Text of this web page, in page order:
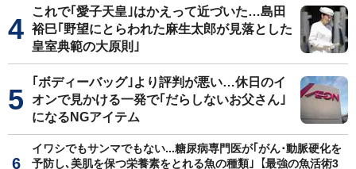
これで｢愛子天皇｣はかえって近づいた…島田
裕巳｢野望にとらわれた麻生太郎が見落とした
皇室典範の大原則｣
｢ボディーバッグ｣より評判が悪い…休日のイ
オンで見かける一発で｢だらしないお父さん｣
になるNGアイテム
イワシでもサンマでもない...糖尿病専門医が｢がん･動脈硬化を
予防し､美肌を保つ栄養素をとれる魚の種類｣【最強の魚活術3